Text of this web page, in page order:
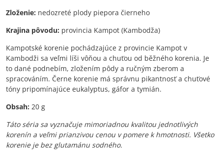
Zloženie: nedozreté plody piepora čierneho
Krajina pôvodu: provincia Kampot (Kambodža)
Kampotské korenie pochádzajúce z provincie Kampot v
Kambodži sa veľmi líši vôňou a chuťou od běžného korenia. Je
to dané podnebím, zložením pôdy a ručným zberom a
spracováním. Černe korenie má správnu pikantnosť a chuťové
tóny pripomínajúce eukalyptus, gáfor a tymián.
Obsah: 20 g
Táto séria sa vyznačuje mimoriadnou kvalitou jednotlivých
korenín a veľmi prianzivou cenou v pomere k hmotnosti. Všetko
korenie je bez glutamánu sodného.